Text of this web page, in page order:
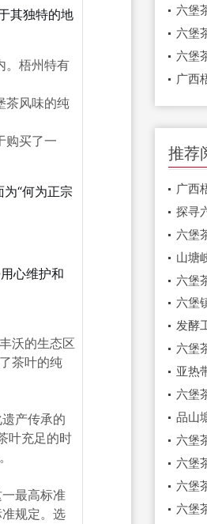
其独特的地
。梧州特有
茶风味的纯
购买了一
为“何为正宗
心维护和
沃的生态区
茶叶的纯
产传承的
叶充足的时
最高标准
规定。选
推荐